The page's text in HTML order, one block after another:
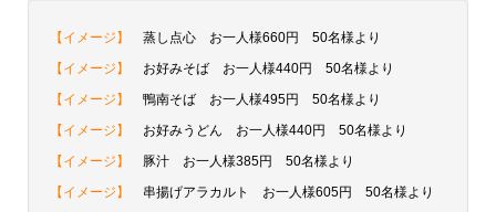
【イメージ】
蒸し点心 お一人様660円 50名様より
【イメージ】
お好みそば お一人様440円 50名様より
【イメージ】
鴨南そば お一人様495円 50名様より
【イメージ】
お好みうどん お一人様440円 50名様より
【イメージ】
豚汁 お一人様385円 50名様より
【イメージ】
串揚げアラカルト お一人様605円 50名様より